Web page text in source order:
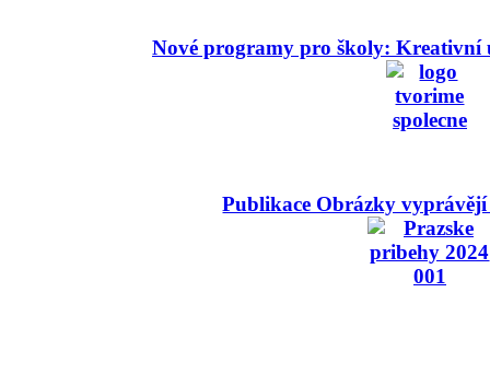
Nové programy pro školy: Kreativní
Publikace Obrázky